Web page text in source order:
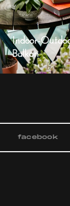
Indoor-
Balkon
facebook